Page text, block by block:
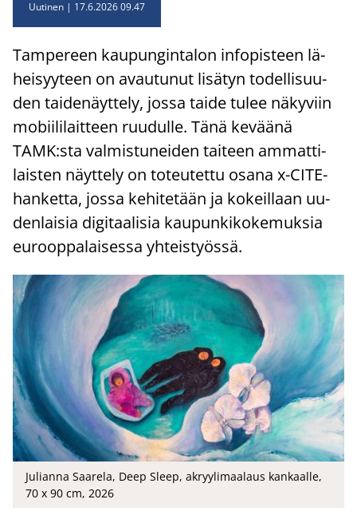
Uutinen 17.6.2026 09.47
Tam­pe­reen kau­pun­gin­ta­lon in­fo­pis­teen lä­
hei­syy­teen on avau­tu­nut li­sä­tyn to­del­li­suu­
den tai­de­näyt­te­ly, jossa taide tulee nä­ky­viin
mo­bii­li­lait­teen ruu­dul­le. Tänä ke­vää­nä
TAMK:sta val­mis­tu­nei­den tai­teen am­mat­ti­
lais­ten näyt­te­ly on to­teu­tet­tu osana x-​CITE-
hanketta, jossa ke­hi­te­tään ja ko­keil­laan uu­
den­lai­sia di­gi­taa­li­sia kau­pun­ki­ko­ke­muk­sia
eu­roop­pa­lai­ses­sa yh­teis­työs­sä.
Julianna Saarela, Deep Sleep, akryylimaalaus kankaalle,
70 x 90 cm, 2026